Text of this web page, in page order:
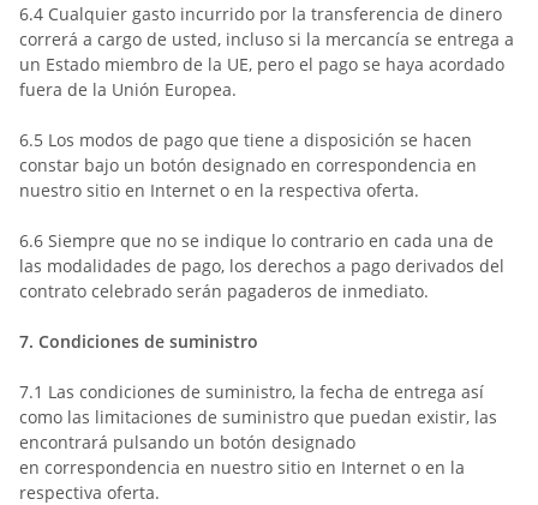
6.4 Cualquier gasto incurrido por la transferencia de dinero
correrá a cargo de usted, incluso si la mercancía se entrega a
un Estado miembro de la UE, pero el pago se haya acordado
fuera de la Unión Europea.
6.5 Los modos de pago que tiene a disposición se hacen
constar bajo un botón designado en correspondencia en
nuestro sitio en Internet o en la respectiva oferta.
6.6 Siempre que no se indique lo contrario en cada una de
las modalidades de pago, los derechos a pago derivados del
contrato celebrado serán pagaderos de inmediato.
7. Condiciones de suministro
7.1 Las condiciones de suministro, la fecha de entrega así
como las limitaciones de suministro que puedan existir, las
encontrará pulsando un botón designado
en correspondencia en nuestro sitio en Internet o en la
respectiva oferta.